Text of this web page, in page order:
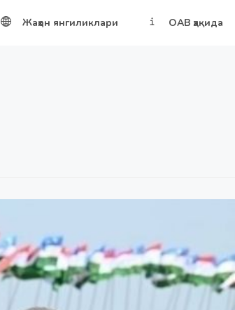
Жаҳон янгиликлари ОАВ ҳақида